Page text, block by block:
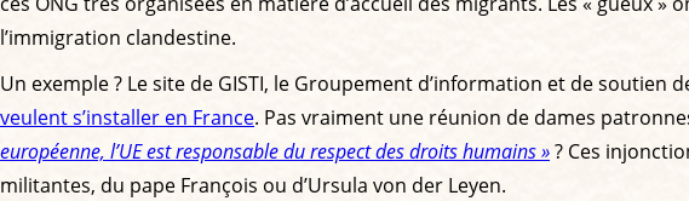
l’immigration clandestine.
Un exemple ? Le site de GISTI, le Groupement d’information et de
veulent s’installer en France. Pas vraiment une réunion de dames
européenne, l’UE est responsable du respect des droits humains »? Ces
militantes, du pape François ou d’Ursula von der Leyen.